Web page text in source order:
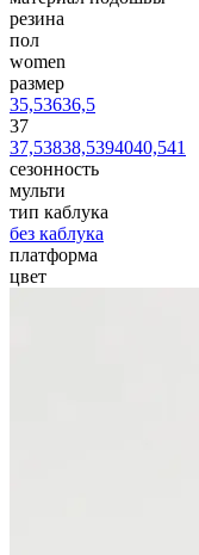
резина
пол
women
размер
35,53636,5
37
37,53838,5394040,541
сезонность
мульти
тип каблука
без каблука
платформа
цвет